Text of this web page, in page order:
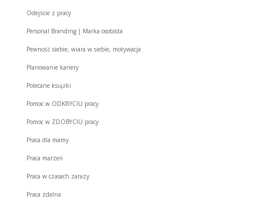
Odejście z pracy
Personal Branding | Marka osobista
Pewność siebie, wiara w siebie, motywacja
Planowanie kariery
Polecane książki
Pomoc w ODKRYCIU pracy
Pomoc w ZDOBYCIU pracy
Praca dla mamy
Praca marzeń
Praca w czasach zarazy
Praca zdalna